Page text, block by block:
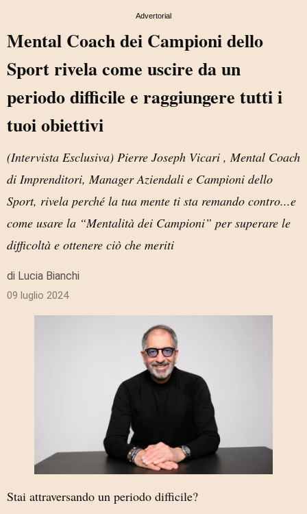
Advertorial
Mental Coach dei Campioni dello
Sport rivela come uscire da un
periodo difficile e raggiungere tutti i
tuoi obiettivi
(Intervista Esclusiva) Pierre Joseph Vicari , Mental Coach
di Imprenditori, Manager Aziendali e Campioni dello
Sport, rivela perché la tua mente ti sta remando contro...e
come usare la “Mentalità dei Campioni” per superare le
difficoltà e ottenere ciò che meriti
di Lucia Bianchi
09 luglio 2024
Stai attraversando un periodo difficile?